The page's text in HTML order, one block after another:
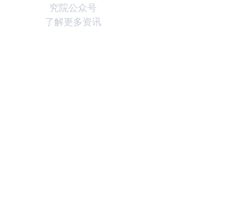
究院公众号
了解更多资讯